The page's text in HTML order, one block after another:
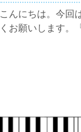
こんにちは。今回
くお願いします。